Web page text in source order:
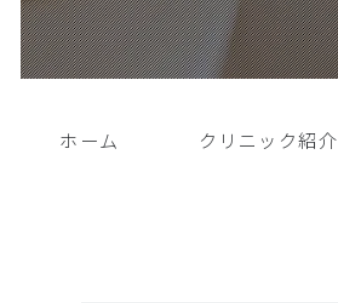
ホーム クリニック紹介